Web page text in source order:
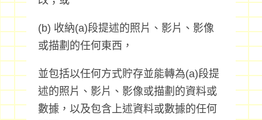
(b) 收納(a)段提述的照片、影片、影像
或描劃的任何東西，
並包括以任何方式貯存並能轉為(a)段提
述的照片、影片、影像或描劃的資料或
數據，以及包含上述資料或數據的任何